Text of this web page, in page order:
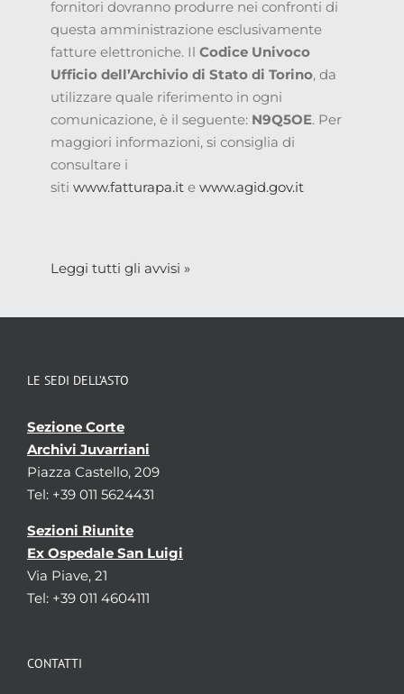
fornitori dovranno produrre nei confronti di
questa amministrazione esclusivamente
fatture elettroniche. Il Codice Univoco
Ufficio dell’Archivio di Stato di Torino, da
utilizzare quale riferimento in ogni
comunicazione, è il seguente: N9Q5OE. Per
maggiori informazioni, si consiglia di
consultare i
siti www.fatturapa.it e www.agid.gov.it
Leggi tutti gli avvisi »
LE SEDI DELL’ASTO
Sezione Corte
Archivi Juvarriani
Piazza Castello, 209
Tel: +39 011 5624431
Sezioni Riunite
Ex Ospedale San Luigi
Via Piave, 21
Tel: +39 011 4604111
CONTATTI